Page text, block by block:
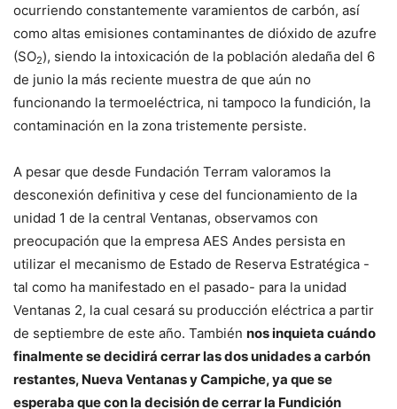
ocurriendo constantemente varamientos de carbón, así
como altas emisiones contaminantes de dióxido de azufre
(SO2), siendo la intoxicación de la población aledaña del 6
de junio la más reciente muestra de que aún no
funcionando la termoeléctrica, ni tampoco la fundición, la
contaminación en la zona tristemente persiste.
A pesar que desde Fundación Terram valoramos la
desconexión definitiva y cese del funcionamiento de la
unidad 1 de la central Ventanas, observamos con
preocupación que la empresa AES Andes persista en
utilizar el mecanismo de Estado de Reserva Estratégica -
tal como ha manifestado en el pasado- para la unidad
Ventanas 2, la cual cesará su producción eléctrica a partir
de septiembre de este año. También nos inquieta cuándo
finalmente se decidirá cerrar las dos unidades a carbón
restantes, Nueva Ventanas y Campiche, ya que se
esperaba que con la decisión de cerrar la Fundición